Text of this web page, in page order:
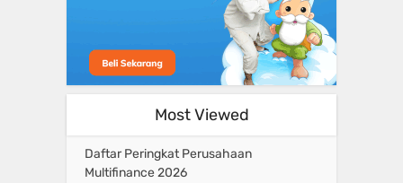
Most Viewed
Daftar Peringkat Perusahaan
Multifinance 2026